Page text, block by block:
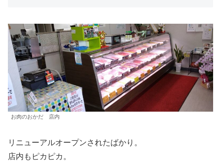
お肉のおかだ 店内
リニューアルオープンされたばかり。
店内もピカピカ。